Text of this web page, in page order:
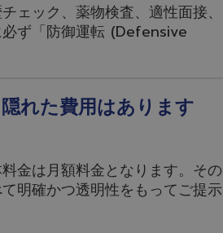
ェック、薬物検査、適性面接、
ず「防御運転 (Defensive
れた費用はあります
金は月額料金となります。その
明確かつ透明性をもってご提示